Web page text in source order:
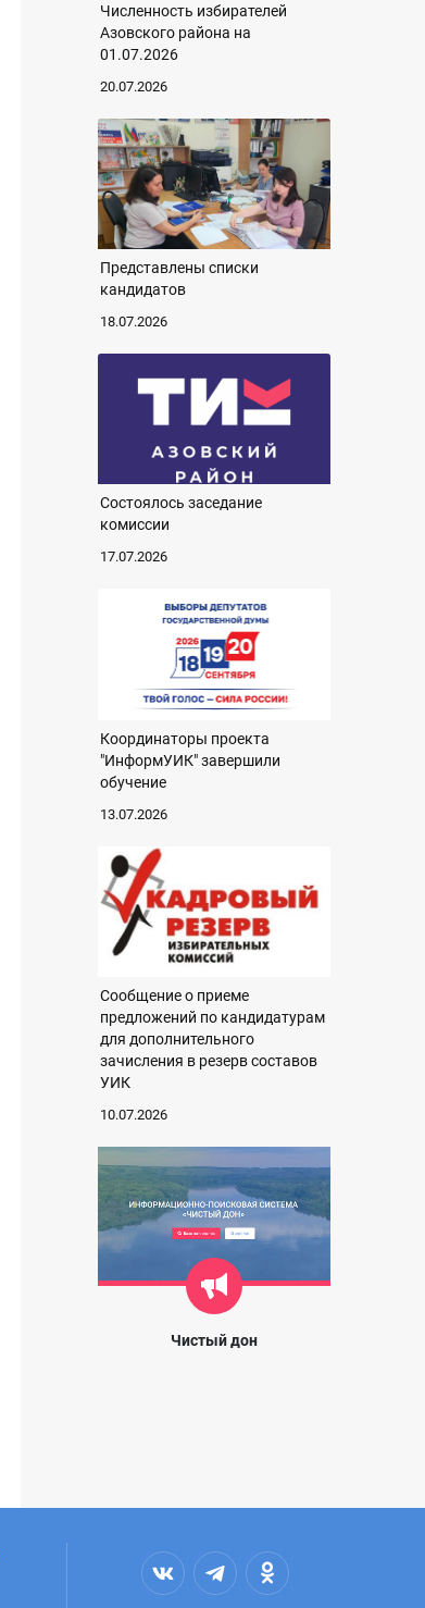
Численность избирателей
Азовского района на
01.07.2026
20.07.2026
Представлены списки
кандидатов
18.07.2026
Состоялось заседание
комиссии
17.07.2026
Координаторы проекта
"ИнформУИК" завершили
обучение
13.07.2026
Сообщение о приеме
предложений по кандидатурам
для дополнительного
зачисления в резерв составов
УИК
10.07.2026
Чистый дон